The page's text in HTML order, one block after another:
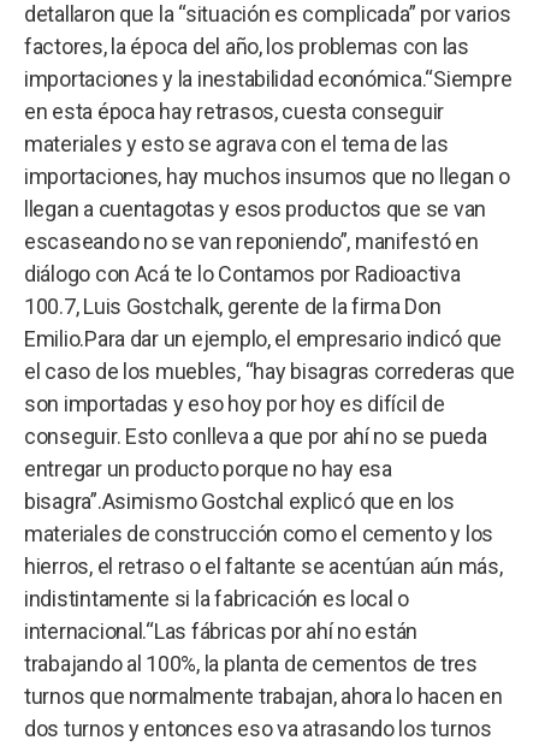
detallaron que la “situación es complicada” por varios
factores, la época del año, los problemas con las
importaciones y la inestabilidad económica.“Siempre
en esta época hay retrasos, cuesta conseguir
materiales y esto se agrava con el tema de las
importaciones, hay muchos insumos que no llegan o
llegan a cuentagotas y esos productos que se van
escaseando no se van reponiendo”, manifestó en
diálogo con Acá te lo Contamos por Radioactiva
100.7, Luis Gostchalk, gerente de la firma Don
Emilio.Para dar un ejemplo, el empresario indicó que
el caso de los muebles, “hay bisagras correderas que
son importadas y eso hoy por hoy es difícil de
conseguir. Esto conlleva a que por ahí no se pueda
entregar un producto porque no hay esa
bisagra”.Asimismo Gostchal explicó que en los
materiales de construcción como el cemento y los
hierros, el retraso o el faltante se acentúan aún más,
indistintamente si la fabricación es local o
internacional.“Las fábricas por ahí no están
trabajando al 100%, la planta de cementos de tres
turnos que normalmente trabajan, ahora lo hacen en
dos turnos y entonces eso va atrasando los turnos